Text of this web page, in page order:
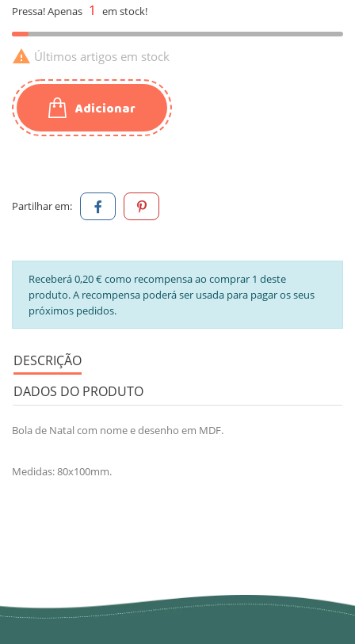
Pressa! Apenas 1 em stock!
 Últimos artigos em stock
Adicionar
Partilhar em:
Receberá 0,20 € como recompensa ao comprar 1 deste
produto. A recompensa poderá ser usada para pagar os seus
próximos pedidos.
DESCRIÇÃO
DADOS DO PRODUTO
Bola de Natal com nome e desenho em MDF.
Medidas: 80x100mm.